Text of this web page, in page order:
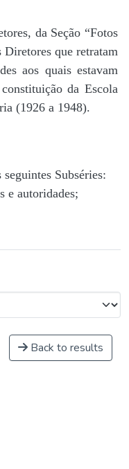
da Seção “Fotos
que retratam
aos quais estavam
da Escola
(1926 a 1948).
Subséries:
e autoridades;
Back to results